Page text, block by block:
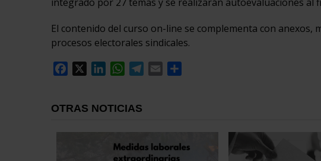
El contenido del curso on-line se complementa con
procesos electorales sindicales.
Facebook
LinkedInWhatsApp
Telegram
Email
OTRAS NOTICIAS